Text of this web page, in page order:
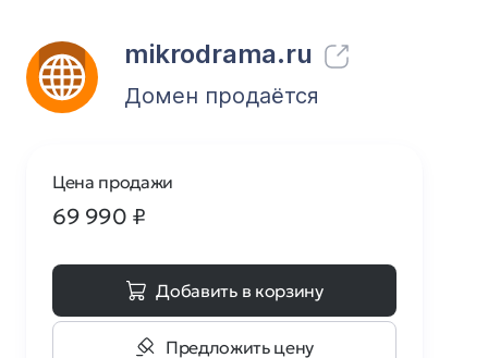
mikrodrama.ru
Домен продаётся
Цена продажи
69 990 ₽
Добавить в корзину
Предложить цену